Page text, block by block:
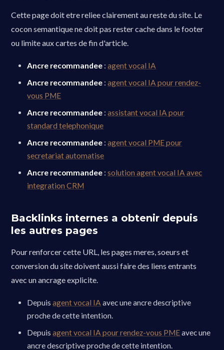
Cette page doit etre reliee clairement au reste du site. Le
cocon semantique ne doit pas rester cache dans le footer
ou limite aux cartes de fin d'article.
Ancre recommandee :agent vocal IA
Ancre recommandee :agent vocal IA pour rendez-
vous PME
Ancre recommandee :assistant vocal IA pour
standard telephonique
Ancre recommandee :agent vocal PME pour
secretariat automatise
Ancre recommandee :solution agent vocal IA avec
integration CRM
Backlinks internes a obtenir depuis
les autres pages
Pour renforcer cette URL, les pages meres, soeurs et
conversion du site doivent aussi faire des liens entrants
avec un ancrage explicite.
Depuisagent vocal IA avec une ancre descriptive
proche de cette intention.
Depuisagent vocal IA pour rendez-vous PMEavec une
ancre descriptive proche de cette intention.